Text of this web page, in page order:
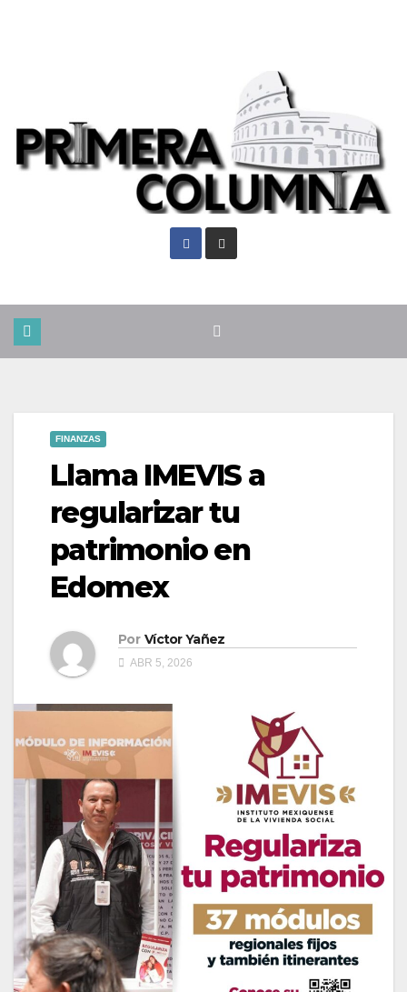
FINANZAS
Llama IMEVIS a
regularizar tu
patrimonio en
Edomex
Por Víctor Yañez
ABR 5, 2026